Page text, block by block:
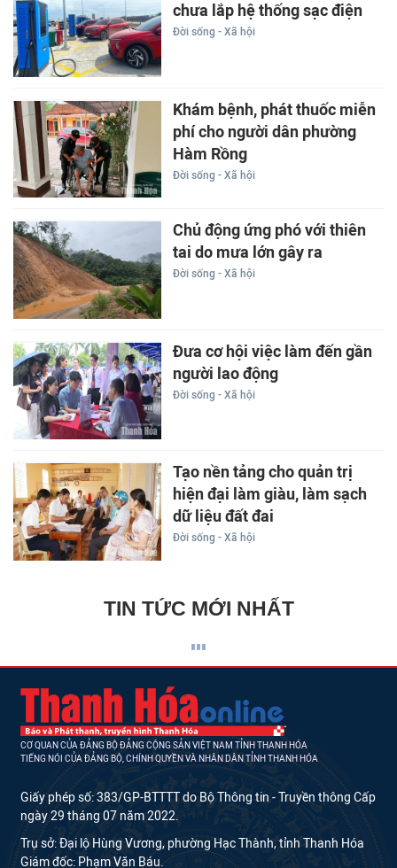
chưa lắp hệ thống sạc điện
Đời sống - Xã hội
Khám bệnh, phát thuốc miễn
phí cho người dân phường
Hàm Rồng
Đời sống - Xã hội
Chủ động ứng phó với thiên
tai do mưa lớn gây ra
Đời sống - Xã hội
Đưa cơ hội việc làm đến gần
người lao động
Đời sống - Xã hội
Tạo nền tảng cho quản trị
hiện đại làm giàu, làm sạch
dữ liệu đất đai
Đời sống - Xã hội
TIN TỨC MỚI NHẤT
CƠ QUAN CỦA ĐẢNG BỘ ĐẢNG CỘNG SẢN VIỆT NAM TỈNH THANH HÓA
TIẾNG NÓI CỦA ĐẢNG BỘ, CHÍNH QUYỀN VÀ NHÂN DÂN TỈNH THANH HÓA
Giấy phép số: 383/GP-BTTTT do Bộ Thông tin - Truyền thông Cấp
ngày 29 tháng 07 năm 2022.
Trụ sở: Đại lộ Hùng Vương, phường Hạc Thành, tỉnh Thanh Hóa
Giám đốc: Phạm Văn Báu.